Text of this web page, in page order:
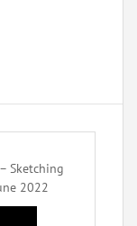
Sketching
2022